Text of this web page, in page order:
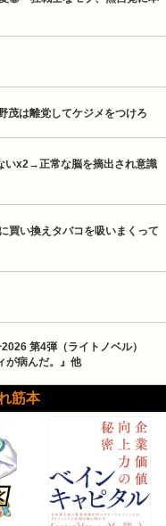
茂は離党してケジメをつけろ
いx2→正常な脳を摘出され意識
買い換えタバコを吸いまくって
第4弾（ライトノベル）
が病んだ。』他
筋本